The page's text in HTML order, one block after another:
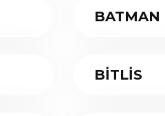
BATMAN
BİTLİS